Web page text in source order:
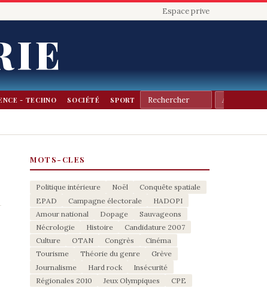
Espace prive
- TECHNO SOCIÉTÉ SPORT
MOTS-CLES
Politique intérieure Noël
Conquête spatiale
EPAD
Campagne électorale
HADOPI
Amour national
Dopage
Sauvageons
Nécrologie
Histoire
Candidature 2007
Culture
OTAN Congrès
Cinéma
Tourisme
Théorie du genre
Grève
Journalisme
Hard rock
Insécurité
Régionales 2010
Jeux Olympiques CPE